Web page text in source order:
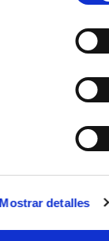
que sus datos se
de Justicia
un país que
el riesgo de que
recursos
Mostrar detalles